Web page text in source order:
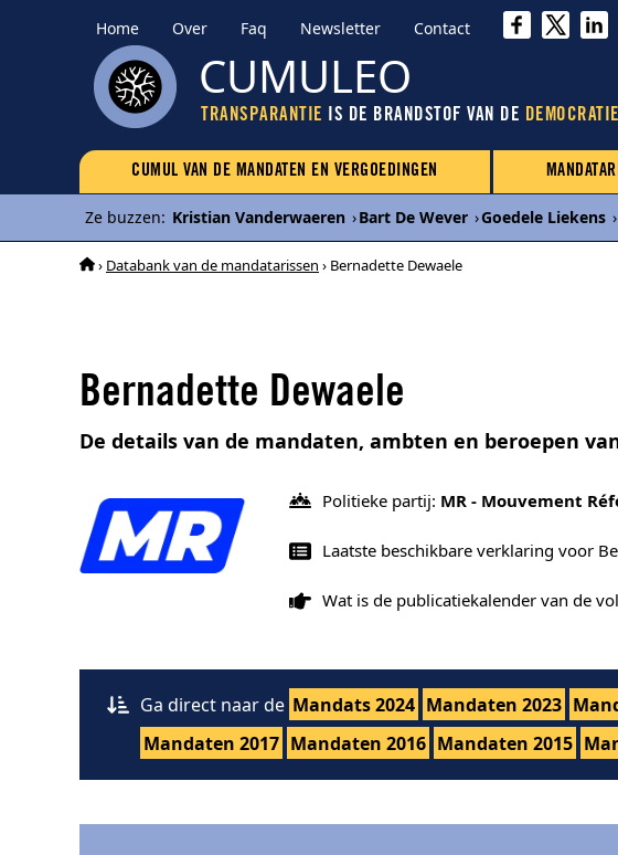
Home Over Faq Newsletter Contact
CUMULEO
TRANSPARANTIE IS DE BRANDSTOF VAN DE DEMOCRATIE
CUMUL VAN DE MANDATEN EN VERGOEDINGEN
Ze buzzen: Kristian Vanderwaeren ›Bart De Wever ›Goedele Liekens ›
› Databank van de mandatarissen › Bernadette Dewaele
Bernadette Dewaele
De details van de mandaten, ambten en beroepen
Politieke partij: MR - Mouvement
Laatste beschikbare verklaring voor
Wat is de publicatiekalender van de
Ga direct naar de Mandats 2024 Mandaten 2023
Mandaten 2017 Mandaten 2016 Mandaten 2015